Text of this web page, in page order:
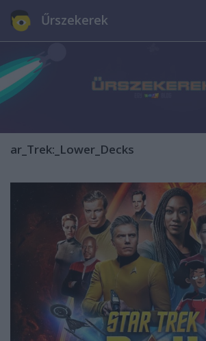
Űrszekerek
ar_Trek:_Lower_Decks